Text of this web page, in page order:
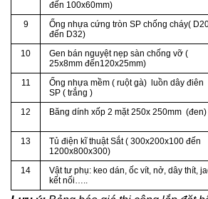
đến 100x60mm)
9
Ống nhựa cứng tròn SP chống cháy(
đến D32)
10
Gen bán nguyệt nẹp sàn chống vỡ (
25x8mm đến120x25mm)
11
Ống nhựa mềm ( ruột gà) luồn dây điên
SP ( trắng )
12
Băng dính xốp 2 mặt 250x 250mm (đen)
13
Tủ điện kĩ thuật Sắt ( 300x200x100 đến
1200x800x300)
14
Vật tư phụ: keo dán, ốc vít, nở, dây thít,
kết nối…..